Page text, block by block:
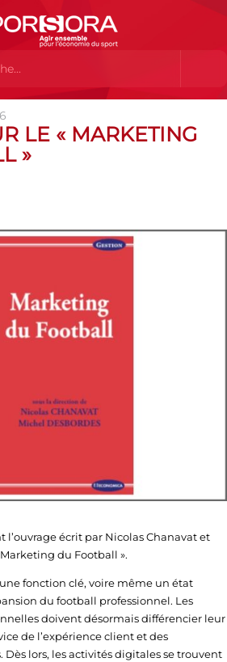
» LE « MARKETING
»
l’ouvrage écrit par Nicolas Chanavat et
du Football ».
fonction clé, voire même un état
du football professionnel. Les
doivent désormais différencier leur
de l’expérience client et des
lors, les activités digitales se trouvent